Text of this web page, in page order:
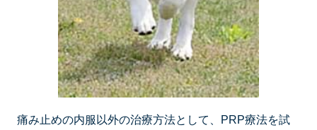
痛み止めの内服以外の治療方法として、PRP療法を試